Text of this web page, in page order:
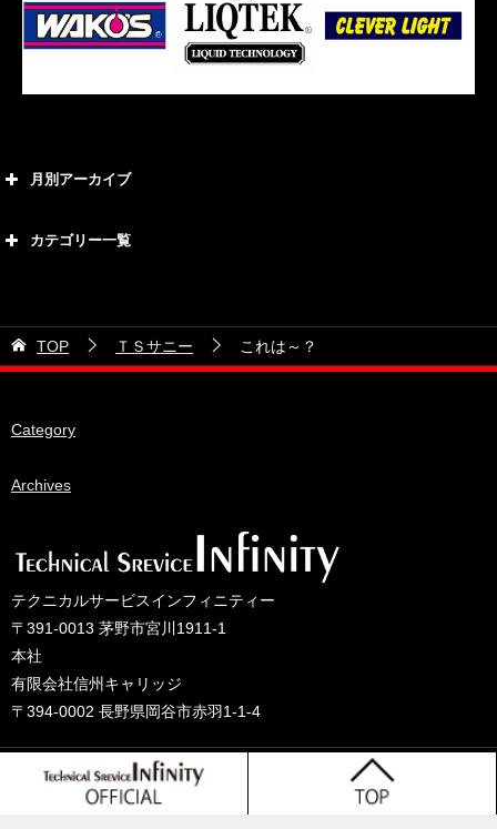
月別アーカイブ
2026年5月
2026年4月
2026年2月
2025年11月
2025年9月
2025年7月
2025年6月
2025年4月
カテゴリー一覧
21号車
28号車
ORC
other
PLUS ONEオイル
TONE工具
TOP ＴＳサニー これは～？
Category
Archives
テクニカルサービスインフィニティー
〒391-0013 茅野市宮川1911-1
本社
有限会社信州キャリッジ
〒394-0002 長野県岡谷市赤羽1-1-4
© 2025 テクニカルサービスインフィニティーのブログ